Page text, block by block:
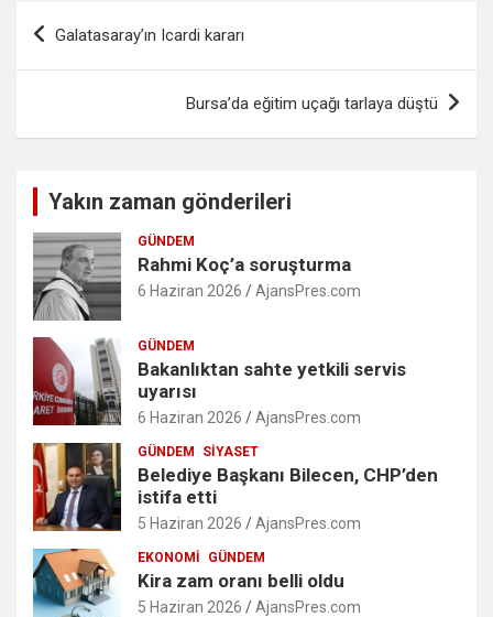
Yazı
gezinmesi
Galatasaray’ın Icardi kararı
Bursa’da eğitim uçağı tarlaya düştü
Yakın zaman gönderileri
GÜNDEM
Rahmi Koç’a soruşturma
6 Haziran 2026 AjansPres.com
GÜNDEM
Bakanlıktan sahte yetkili servis
uyarısı
6 Haziran 2026 AjansPres.com
GÜNDEM SIYASET
Belediye Başkanı Bilecen, CHP’den
istifa etti
5 Haziran 2026 AjansPres.com
EKONOMI GÜNDEM
Kira zam oranı belli oldu
5 Haziran 2026 AjansPres.com